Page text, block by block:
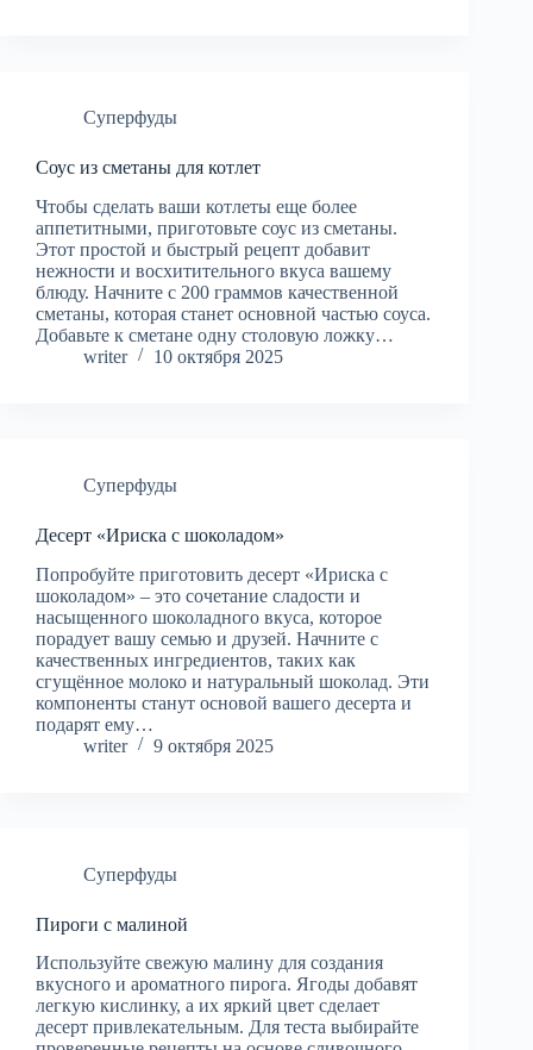
Суперфуды
Соус из сметаны для котлет
Чтобы сделать ваши котлеты еще более
аппетитными, приготовьте соус из сметаны.
Этот простой и быстрый рецепт добавит
нежности и восхитительного вкуса вашему
блюду. Начните с 200 граммов качественной
сметаны, которая станет основной частью соуса.
Добавьте к сметане одну столовую ложку…
writer
10 октября 2025
Суперфуды
Десерт «Ириска с шоколадом»
Попробуйте приготовить десерт «Ириска с
шоколадом» – это сочетание сладости и
насыщенного шоколадного вкуса, которое
порадует вашу семью и друзей. Начните с
качественных ингредиентов, таких как
сгущённое молоко и натуральный шоколад. Эти
компоненты станут основой вашего десерта и
подарят ему…
writer
9 октября 2025
Суперфуды
Пироги с малиной
Используйте свежую малину для создания
вкусного и ароматного пирога. Ягоды добавят
легкую кислинку, а их яркий цвет сделает
десерт привлекательным. Для теста выбирайте